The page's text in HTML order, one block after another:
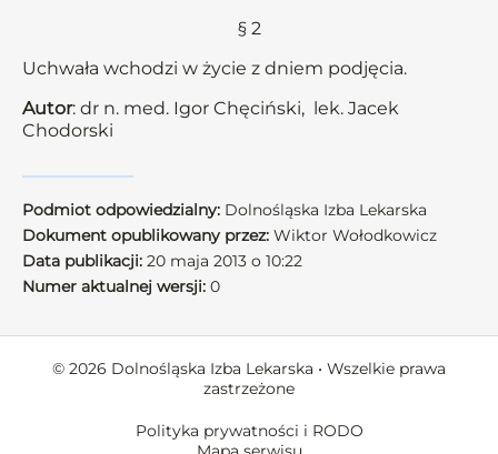
§ 2
Uchwała wchodzi w życie z dniem podjęcia.
Autor: dr n. med. Igor Chęciński, lek. Jacek
Chodorski
Podmiot odpowiedzialny: Dolnośląska Izba Lekarska
Dokument opublikowany przez: Wiktor Wołodkowicz
Data publikacji: 20 maja 2013 o 10:22
Numer aktualnej wersji: 0
© 2026 Dolnośląska Izba Lekarska • Wszelkie prawa
zastrzeżone
Polityka prywatności i RODO